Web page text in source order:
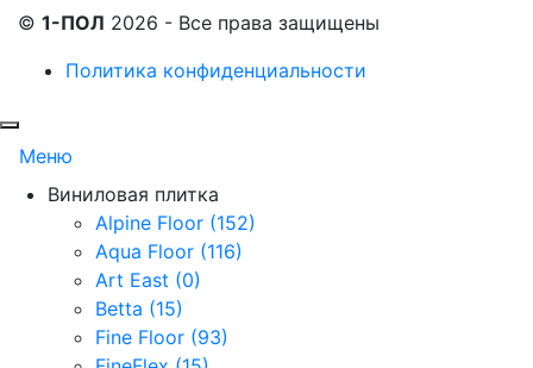
© 1-ПОЛ 2026 - Все права защищены
Политика конфиденциальности
Меню
Виниловая плитка
Alpine Floor (152)
Aqua Floor (116)
Art East (0)
Betta (15)
Fine Floor (93)